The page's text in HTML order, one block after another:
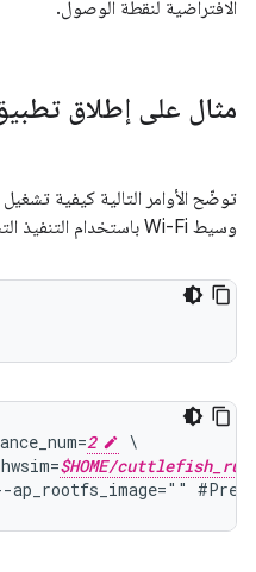
الافتراضية لنقطة الوصول.
مثال على إطلاق
وسيط Wi-Fi باستخدام التنفيذ التسلسلي للأمر
2
\
$HOME/